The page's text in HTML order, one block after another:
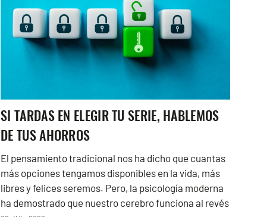
SI TARDAS EN ELEGIR TU SERIE, HABLEMOS
DE TUS AHORROS
El pensamiento tradicional nos ha dicho que cuantas
más opciones tengamos disponibles en la vida, más
libres y felices seremos. Pero, la psicología moderna
ha demostrado que nuestro cerebro funciona al revés